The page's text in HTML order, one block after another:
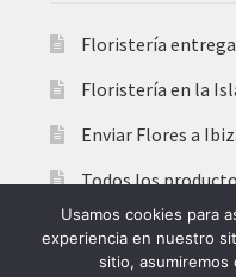
Floristería entrega
Floristería en la
Enviar Flores a
Todos los
Usamos cookies para
experiencia en nuestro
sitio,